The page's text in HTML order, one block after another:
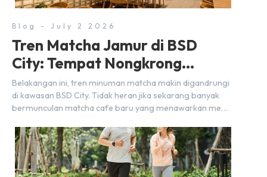
Blog - July 2 2026
Tren Matcha Jamur di BSD
City: Tempat Nongkrong
Estetik Dekat Hunian
Belakangan ini, tren minuman matcha makin digandrungi
di kawasan BSD City. Tidak heran jika sekarang banyak
bermunculan matcha cafe baru yang menawarkan menu
nyaman, baik untuk produktif bekerja (WFC) maupun
sekadar bersantai bersama orang terdekat. Kabar
baiknya, deretan kafe hits ini tersebar di lokasi-lokasi
strategis yang sangat […]